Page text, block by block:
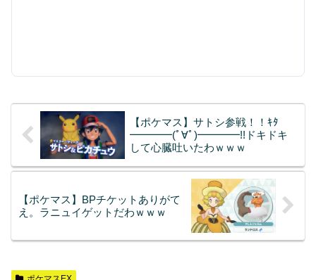
【ポケマス】サトシ参戦！！ｷﾀ
━━━━(ﾟ∀ﾟ)━━━━!!ドキドキ
して心臓吐いたわｗｗｗ
【ポケマス】BPチケットありがて
え。ラニュイゲットだわｗｗｗ